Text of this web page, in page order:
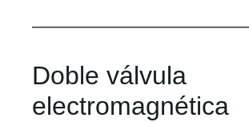
Doble válvula
electromagnética